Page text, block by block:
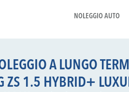
NOLEGGIO AUTO
A LUNGO
ZS 1.5 HYBRID+